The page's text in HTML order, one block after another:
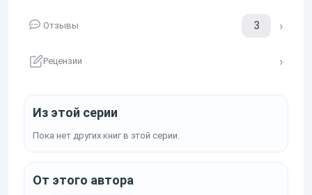
Отзывы 3
Рецензии
Из этой серии
Пока нет других книг в этой серии.
От этого автора